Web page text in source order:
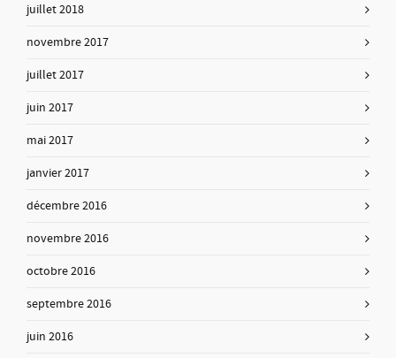
juillet 2018
novembre 2017
juillet 2017
juin 2017
mai 2017
janvier 2017
décembre 2016
novembre 2016
octobre 2016
septembre 2016
juin 2016